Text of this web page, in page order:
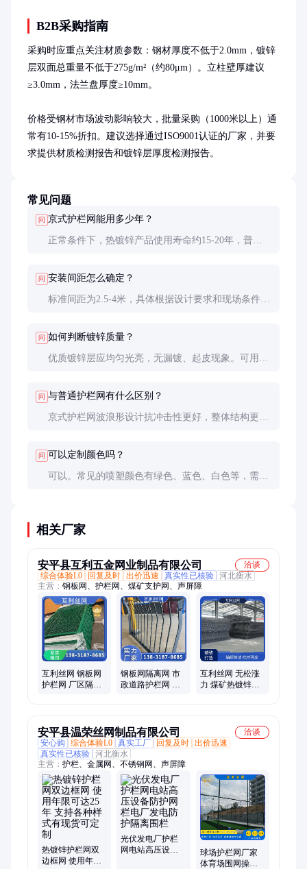
B2B采购指南
采购时应重点关注材质参数：钢材厚度不低于2.0mm，镀锌
层双面总重量不低于275g/m²（约80μm）。立柱壁厚建议
≥3.0mm，法兰盘厚度≥10mm。
价格受钢材市场波动影响较大，批量采购（1000米以上）通
常有10-15%折扣。建议选择通过ISO9001认证的厂家，并要
求提供材质检测报告和镀锌层厚度检测报告。
常见问题
问 京式护栏网能用多少年？
正常条件下，热镀锌产品使用寿命约15-20年，普通
问 安装间距怎么确定？
标准间距为2.5-4米，具体根据设计要求和现场条件调
问 如何判断镀锌质量？
优质镀锌层应均匀光亮，无漏镀、起皮现象。可用磁
问 与普通护栏网有什么区别？
京式护栏网波浪形设计抗冲击性更好，整体结构更牢
问 可以定制颜色吗？
可以。常见的喷塑颜色有绿色、蓝色、白色等，需额
相关厂家
安平县互利五金网业制品有限公司
洽谈
综合体验L0
回复及时 出价迅速 真实性已核验 河北衡水
主营： 钢板网、护栏网、煤矿支护网、声屏障
互利丝网 钢板网
护栏网 厂区隔离
钢板网隔离网 市
政道路护栏网 体
互利丝网 无松涨
力 煤矿热镀锌经
安平县温荣丝网制品有限公司
洽谈
安心购
综合体验L0 真实工厂 回复及时 出价迅速
真实性已核验 河北衡水
主营： 护栏、金属网、不锈钢网、声屏障
热镀锌护栏网双
边框网 使用年限
光伏发电厂护栏
网电站高压设备
球场护栏网厂家
体育场围网操场